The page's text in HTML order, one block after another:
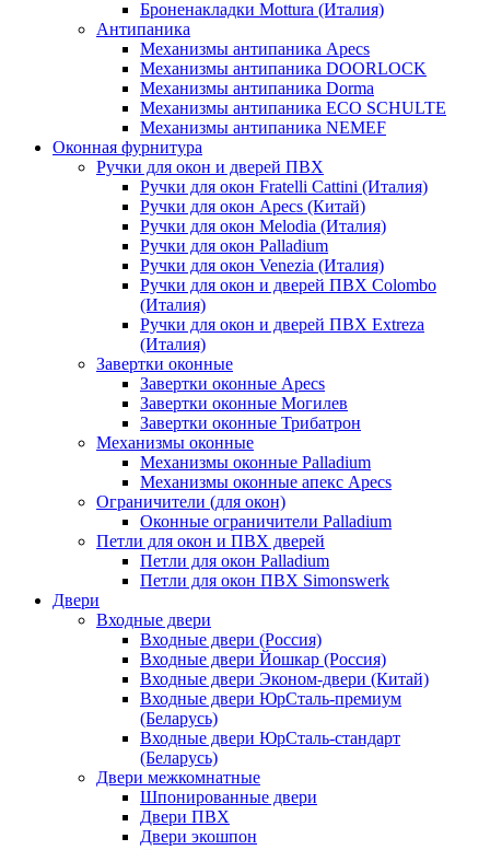
Броненакладки Mottura (Италия)
Антипаника
Механизмы антипаника Apecs
Механизмы антипаника DOORLOCK
Механизмы антипаника Dorma
Механизмы антипаника ECO SCHULTE
Механизмы антипаника NEMEF
Оконная фурнитура
Ручки для окон и дверей ПВХ
Ручки для окон Fratelli Cattini (Италия)
Ручки для окон Apecs (Китай)
Ручки для окон Melodia (Италия)
Ручки для окон Palladium
Ручки для окон Venezia (Италия)
Ручки для окон и дверей ПВХ Colombo
(Италия)
Ручки для окон и дверей ПВХ Extreza
(Италия)
Завертки оконные
Завертки оконные Apecs
Завертки оконные Могилев
Завертки оконные Трибатрон
Механизмы оконные
Механизмы оконные Palladium
Механизмы оконные апекс Apecs
Ограничители (для окон)
Оконные ограничители Palladium
Петли для окон и ПВХ дверей
Петли для окон Palladium
Петли для окон ПВХ Simonswerk
Двери
Входные двери
Входные двери (Россия)
Входные двери Йошкар (Россия)
Входные двери Эконом-двери (Китай)
Входные двери ЮрСталь-премиум
(Беларусь)
Входные двери ЮрСталь-стандарт
(Беларусь)
Двери межкомнатные
Шпонированные двери
Двери ПВХ
Двери экошпон